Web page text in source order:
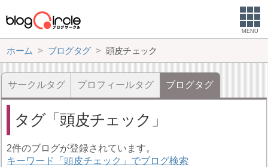
MENU
ホーム ブログタグ 頭皮チェック
サークルタグ プロフィールタグ ブログタグ
タグ 頭皮チェック
2件のブログが登録されています。
キーワード「頭皮チェック」でブログ検索